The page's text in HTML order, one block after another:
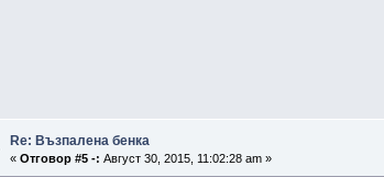
Re: Възпалена бенка
«Отговор #5 -: Август 30, 2015, 11:02:28 am »